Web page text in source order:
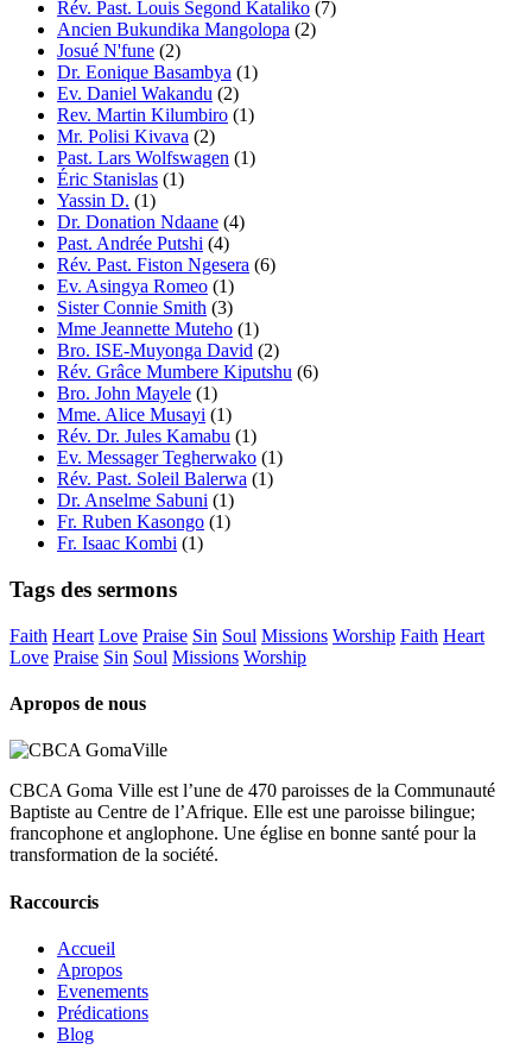
Rév. Past. Louis Segond Kataliko (7)
Ancien Bukundika Mangolopa (2)
Josué N'fune (2)
Dr. Eonique Basambya (1)
Ev. Daniel Wakandu (2)
Rev. Martin Kilumbiro (1)
Mr. Polisi Kivava (2)
Past. Lars Wolfswagen (1)
Éric Stanislas (1)
Yassin D. (1)
Dr. Donation Ndaane (4)
Past. Andrée Putshi (4)
Rév. Past. Fiston Ngesera (6)
Ev. Asingya Romeo (1)
Sister Connie Smith (3)
Mme Jeannette Muteho (1)
Bro. ISE-Muyonga David (2)
Rév. Grâce Mumbere Kiputshu (6)
Bro. John Mayele (1)
Mme. Alice Musayi (1)
Rév. Dr. Jules Kamabu (1)
Ev. Messager Tegherwako (1)
Rév. Past. Soleil Balerwa (1)
Dr. Anselme Sabuni (1)
Fr. Ruben Kasongo (1)
Fr. Isaac Kombi (1)
Tags des sermons
Faith Heart Love Praise Sin Soul Missions Worship Faith Heart
Love Praise Sin Soul Missions Worship
Apropos de nous
CBCA Goma Ville est l’une de 470 paroisses de la Communauté
Baptiste au Centre de l’Afrique. Elle est une paroisse bilingue;
francophone et anglophone. Une église en bonne santé pour la
transformation de la société.
Raccourcis
Accueil
Apropos
Evenements
Prédications
Blog